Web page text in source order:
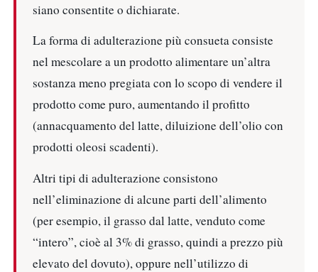
siano consentite o dichiarate.
La forma di adulterazione più consueta consiste
nel mescolare a un prodotto alimentare un’altra
sostanza meno pregiata con lo scopo di vendere il
prodotto come puro, aumentando il profitto
(annacquamento del latte, diluizione dell’olio con
prodotti oleosi scadenti).
Altri tipi di adulterazione consistono
nell’eliminazione di alcune parti dell’alimento
(per esempio, il grasso dal latte, venduto come
“intero”, cioè al 3% di grasso, quindi a prezzo più
elevato del dovuto), oppure nell’utilizzo di